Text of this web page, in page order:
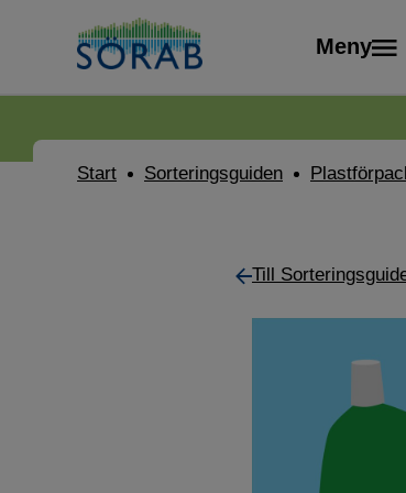
Meny
Start Sorteringsguiden
Till